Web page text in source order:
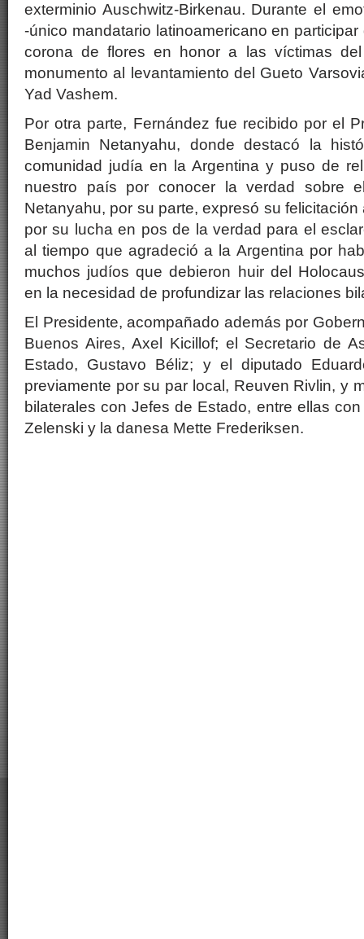
exterminio Auschwitz-Birkenau. Durante el
-único mandatario latinoamericano en
corona de flores en honor a las víctimas
monumento al levantamiento del Gueto
Yad Vashem.
Por otra parte, Fernández fue recibido por el
Benjamin Netanyahu, donde destacó la
comunidad judía en la Argentina y puso de
nuestro país por conocer la verdad sobre
Netanyahu, por su parte, expresó su
por su lucha en pos de la verdad para el
al tiempo que agradeció a la Argentina por
muchos judíos que debieron huir del
en la necesidad de profundizar las relaciones
El Presidente, acompañado además por
Buenos Aires, Axel Kicillof; el Secretario de
Estado, Gustavo Béliz; y el diputado
previamente por su par local, Reuven Rivlin, y
bilaterales con Jefes de Estado, entre ellas
Zelenski y la danesa Mette Frederiksen.